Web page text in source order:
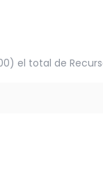
el total de